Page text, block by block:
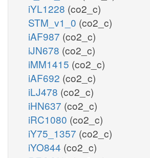
iYL1228 (co2_c)
STM_v1_0 (co2_c)
iAF987 (co2_c)
iJN678 (co2_c)
iMM1415 (co2_c)
iAF692 (co2_c)
iLJ478 (co2_c)
iHN637 (co2_c)
iRC1080 (co2_c)
iY75_1357 (co2_c)
iYO844 (co2_c)